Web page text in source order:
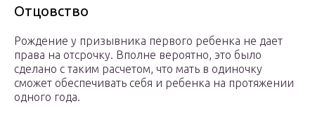
Отцовство
Рождение у призывника первого ребенка не дает
права на отсрочку. Вполне вероятно, это было
сделано с таким расчетом, что мать в одиночку
сможет обеспечивать себя и ребенка на протяжении
одного года.